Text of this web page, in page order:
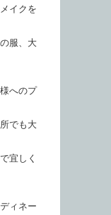
イクを
服、大
へのプ
でも大
宜しく
ィネー